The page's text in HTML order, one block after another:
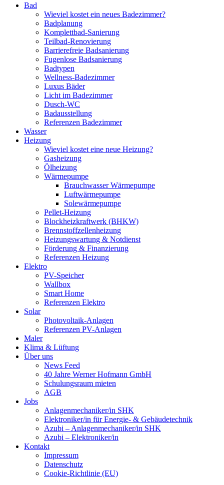
Bad
Wieviel kostet ein neues Badezimmer?
Badplanung
Komplettbad-Sanierung
Teilbad-Renovierung
Barrierefreie Badsanierung
Fugenlose Badsanierung
Badtypen
Wellness-Badezimmer
Luxus Bäder
Licht im Badezimmer
Dusch-WC
Badausstellung
Referenzen Badezimmer
Wasser
Heizung
Wieviel kostet eine neue Heizung?
Gasheizung
Ölheizung
Wärmepumpe
Brauchwasser Wärmepumpe
Luftwärmepumpe
Solewärmepumpe
Pellet-Heizung
Blockheizkraftwerk (BHKW)
Brennstoffzellenheizung
Heizungswartung & Notdienst
Förderung & Finanzierung
Referenzen Heizung
Elektro
PV-Speicher
Wallbox
Smart Home
Referenzen Elektro
Solar
Photovoltaik-Anlagen
Referenzen PV-Anlagen
Maler
Klima & Lüftung
Über uns
News Feed
40 Jahre Werner Hofmann GmbH
Schulungsraum mieten
AGB
Jobs
Anlagenmechaniker/in SHK
Elektroniker/in für Energie- & Gebäudetechnik
Azubi – Anlagenmechaniker/in SHK
Azubi – Elektroniker/in
Kontakt
Impressum
Datenschutz
Cookie-Richtlinie (EU)